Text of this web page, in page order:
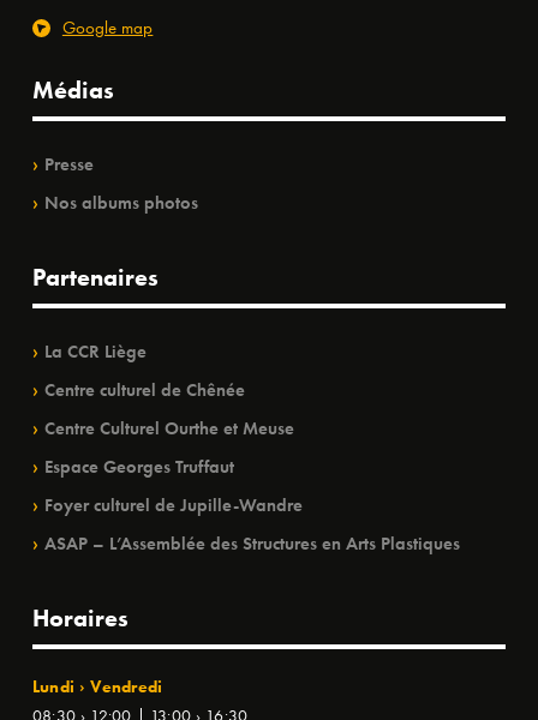
Google map
Médias
Presse
Nos albums photos
Partenaires
La CCR Liège
Centre culturel de Chênée
Centre Culturel Ourthe et Meuse
Espace Georges Truffaut
Foyer culturel de Jupille-Wandre
ASAP – L’Assemblée des Structures en Arts Plastiques
Horaires
Lundi › Vendredi
08:30 › 12:00 | 13:00 › 16:30